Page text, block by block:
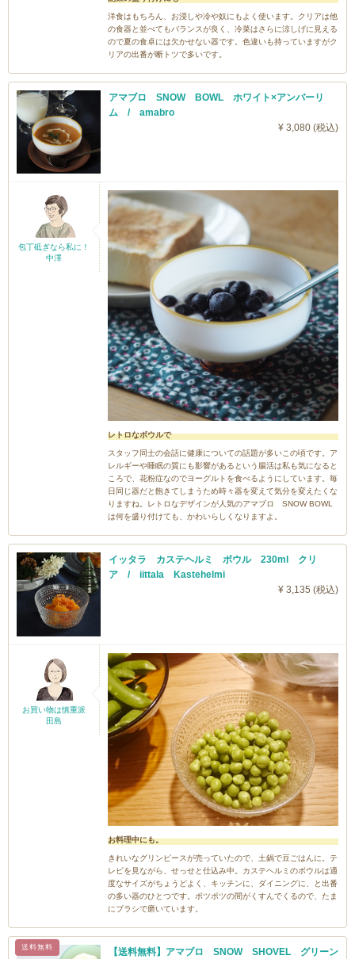
洋食はもちろん、お浸しや冷や奴にもよく使います。クリアは他
の食器と並べてもバランスが良く、冷菜はさらに涼しげに見える
ので夏の食卓には欠かせない器です。色違いも持っていますがク
リアの出番が断トツで多いです。
アマブロ SNOW BOWL ホワイト×アンバーリ
ム / amabro
¥ 3,080 (税込)
包丁砥ぎなら私に！
中澤
レトロなボウルで
スタッフ同士の会話に健康についての話題が多いこの頃です。ア
レルギーや睡眠の質にも影響があるという腸活は私も気になると
ころで、花粉症なのでヨーグルトを食べるようにしています。毎
日同じ器だと飽きてしまうため時々器を変えて気分を変えたくな
りますね。レトロなデザインが人気のアマブロ SNOW BOWL
は何を盛り付けても、かわいらしくなりますよ。
イッタラ カステヘルミ ボウル 230ml クリ
ア / iittala Kastehelmi
¥ 3,135 (税込)
お買い物は慎重派
田島
お料理中にも。
きれいなグリンピースが売っていたので、土鍋で豆ごはんに。テ
レビを見ながら、せっせと仕込み中。カステヘルミのボウルは適
度なサイズがちょうどよく、キッチンに、ダイニングに、と出番
の多い器のひとつです。ポツポツの間がくすんでくるので、たま
にブラシで磨いています。
送料無料
【送料無料】アマブロ SNOW SHOVEL グリーン